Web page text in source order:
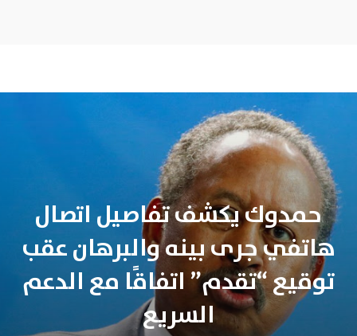
حمدوك يكشف تفاصيل اتصال
هاتفي جرى بينه والبرهان عقب
توقيع “تقدم” اتفاقًا مع الدعم
السريع